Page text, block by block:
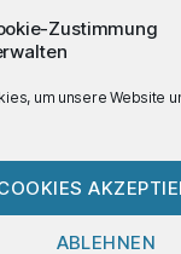
Zustimmung
um unsere Website
ABLEHNEN
Würdemannist
lizenziert